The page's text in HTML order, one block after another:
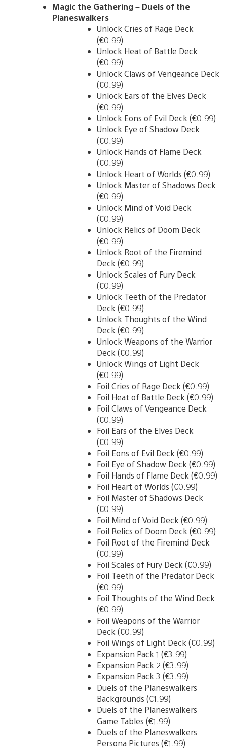
Magic the Gathering – Duels of the
Planeswalkers
Unlock Cries of Rage Deck
(€0.99)
Unlock Heat of Battle Deck
(€0.99)
Unlock Claws of Vengeance Deck
(€0.99)
Unlock Ears of the Elves Deck
(€0.99)
Unlock Eons of Evil Deck (€0.99)
Unlock Eye of Shadow Deck
(€0.99)
Unlock Hands of Flame Deck
(€0.99)
Unlock Heart of Worlds (€0.99)
Unlock Master of Shadows Deck
(€0.99)
Unlock Mind of Void Deck
(€0.99)
Unlock Relics of Doom Deck
(€0.99)
Unlock Root of the Firemind
Deck (€0.99)
Unlock Scales of Fury Deck
(€0.99)
Unlock Teeth of the Predator
Deck (€0.99)
Unlock Thoughts of the Wind
Deck (€0.99)
Unlock Weapons of the Warrior
Deck (€0.99)
Unlock Wings of Light Deck
(€0.99)
Foil Cries of Rage Deck (€0.99)
Foil Heat of Battle Deck (€0.99)
Foil Claws of Vengeance Deck
(€0.99)
Foil Ears of the Elves Deck
(€0.99)
Foil Eons of Evil Deck (€0.99)
Foil Eye of Shadow Deck (€0.99)
Foil Hands of Flame Deck (€0.99)
Foil Heart of Worlds (€0.99)
Foil Master of Shadows Deck
(€0.99)
Foil Mind of Void Deck (€0.99)
Foil Relics of Doom Deck (€0.99)
Foil Root of the Firemind Deck
(€0.99)
Foil Scales of Fury Deck (€0.99)
Foil Teeth of the Predator Deck
(€0.99)
Foil Thoughts of the Wind Deck
(€0.99)
Foil Weapons of the Warrior
Deck (€0.99)
Foil Wings of Light Deck (€0.99)
Expansion Pack 1 (€3.99)
Expansion Pack 2 (€3.99)
Expansion Pack 3 (€3.99)
Duels of the Planeswalkers
Backgrounds (€1.99)
Duels of the Planeswalkers
Game Tables (€1.99)
Duels of the Planeswalkers
Persona Pictures (€1.99)